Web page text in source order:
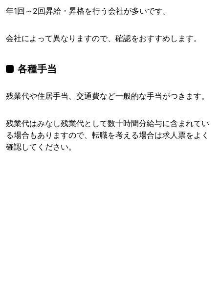
年1回～2回昇給・昇格を行う会社が多いです。
会社によって異なりますので、確認をおすすめします。
各種手当
残業代や住居手当、交通費など一般的な手当がつきます。
残業代はみなし残業代として数十時間分給与に含まれてい
る場合もありますので、転職を考える場合は求人票をよく
確認してください。